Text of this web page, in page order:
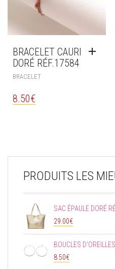
BRACELET CAURI
DORÉ RÉF.17584
BRACELET
8.50€
PRODUITS LES
SAC ÉPAULE DORÉ
29.00€
BOUCLES
8.50€